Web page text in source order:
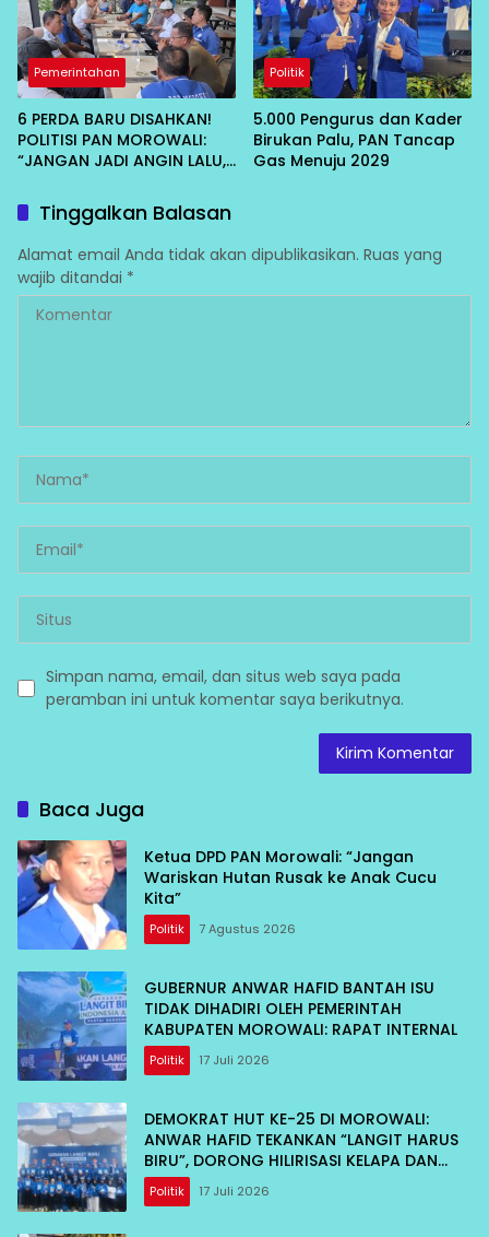
Pemerintahan
6 PERDA BARU DISAHKAN!
POLITISI PAN MOROWALI:
“JANGAN JADI ANGIN LALU,
Politik
5.000 Pengurus dan Kader
Birukan Palu, PAN Tancap
Gas Menuju 2029
Tinggalkan Balasan
Alamat email Anda tidak akan dipublikasikan. Ruas yang
wajib ditandai *
Simpan nama, email, dan situs web saya pada
peramban ini untuk komentar saya berikutnya.
Baca Juga
Ketua DPD PAN Morowali: “Jangan
Wariskan Hutan Rusak ke Anak Cucu
Kita”
Politik 7 Agustus 2026
GUBERNUR ANWAR HAFID BANTAH ISU
TIDAK DIHADIRI OLEH PEMERINTAH
KABUPATEN MOROWALI: RAPAT INTERNAL
Politik 17 Juli 2026
DEMOKRAT HUT KE-25 DI MOROWALI:
ANWAR HAFID TEKANKAN “LANGIT HARUS
BIRU”, DORONG HILIRISASI KELAPA DAN
TEKAN INFLASI IKAN
Politik 17 Juli 2026